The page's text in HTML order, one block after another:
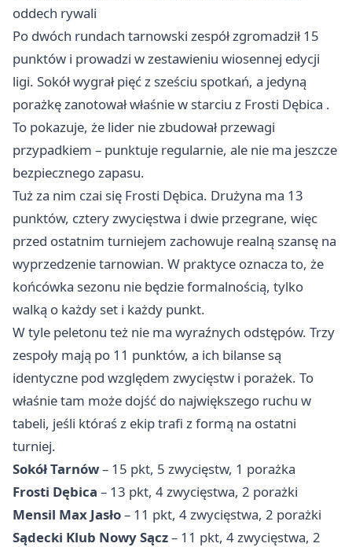
oddech rywali
Po dwóch rundach tarnowski zespół zgromadził 15
punktów i prowadzi w zestawieniu wiosennej edycji
ligi. Sokół wygrał pięć z sześciu spotkań, a jedyną
porażkę zanotował właśnie w starciu z Frosti Dębica .
To pokazuje, że lider nie zbudował przewagi
przypadkiem – punktuje regularnie, ale nie ma jeszcze
bezpiecznego zapasu.
Tuż za nim czai się Frosti Dębica. Drużyna ma 13
punktów, cztery zwycięstwa i dwie przegrane, więc
przed ostatnim turniejem zachowuje realną szansę na
wyprzedzenie tarnowian. W praktyce oznacza to, że
końcówka sezonu nie będzie formalnością, tylko
walką o każdy set i każdy punkt.
W tyle peletonu też nie ma wyraźnych odstępów. Trzy
zespoły mają po 11 punktów, a ich bilanse są
identyczne pod względem zwycięstw i porażek. To
właśnie tam może dojść do największego ruchu w
tabeli, jeśli któraś z ekip trafi z formą na ostatni
turniej.
Sokół Tarnów– 15 pkt, 5 zwycięstw, 1 porażka
Frosti Dębica – 13 pkt, 4 zwycięstwa, 2 porażki
Mensil Max Jasło– 11 pkt, 4 zwycięstwa, 2 porażki
Sądecki Klub Nowy Sącz– 11 pkt, 4 zwycięstwa, 2